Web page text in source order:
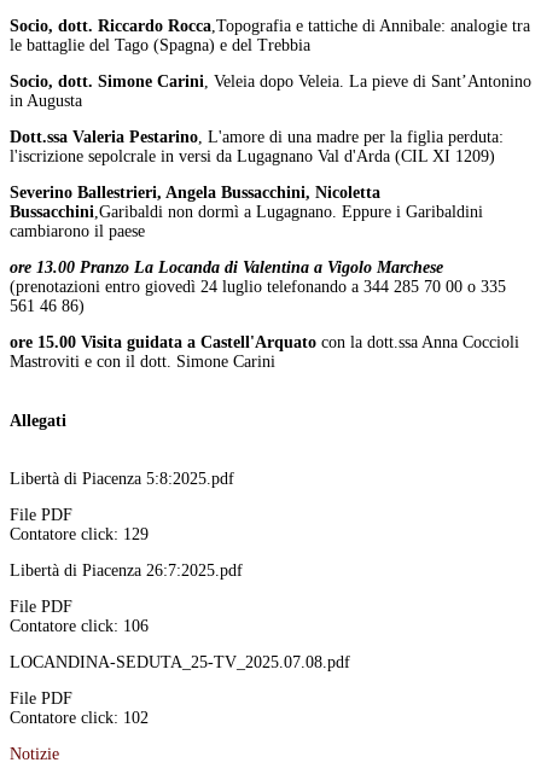
Socio, dott. Riccardo Rocca,Topografia e tattiche di Annibale: analogie tra
le battaglie del Tago (Spagna) e del Trebbia
Socio, dott. Simone Carini, Veleia dopo Veleia. La pieve di Sant’Antonino
in Augusta
Dott.ssa Valeria Pestarino, L'amore di una madre per la figlia perduta:
l'iscrizione sepolcrale in versi da Lugagnano Val d'Arda (CIL XI 1209)
Severino Ballestrieri, Angela Bussacchini, Nicoletta
Bussacchini,Garibaldi non dormì a Lugagnano. Eppure i Garibaldini
cambiarono il paese
ore 13.00 Pranzo La Locanda di Valentina a Vigolo Marchese
(prenotazioni entro giovedì 24 luglio telefonando a 344 285 70 00 o 335
561 46 86)
ore 15.00 Visita guidata a Castell'Arquato con la dott.ssa Anna Coccioli
Mastroviti e con il dott. Simone Carini
Allegati
Libertà di Piacenza 5:8:2025.pdf
File PDF
Contatore click: 129
Libertà di Piacenza 26:7:2025.pdf
File PDF
Contatore click: 106
LOCANDINA-SEDUTA_25-TV_2025.07.08.pdf
File PDF
Contatore click: 102
Notizie